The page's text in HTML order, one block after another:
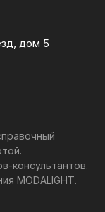
дом 5
консультантов.
MODALIGHT.